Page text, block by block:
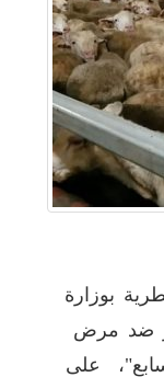
بوزارة
ضد مرض
على